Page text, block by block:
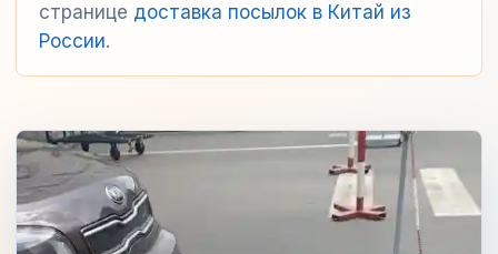
странице доставка посылок в Китай из
России.